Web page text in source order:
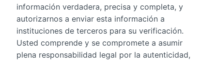
información verdadera, precisa y completa, y
autorizarnos a enviar esta información a
instituciones de terceros para su verificación.
Usted comprende y se compromete a asumir
plena responsabilidad legal por la autenticidad,